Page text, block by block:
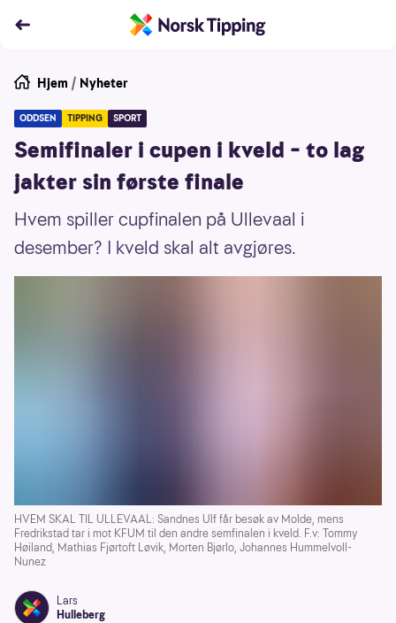
Hjem / Nyheter
ODDSEN TIPPING SPORT
Semifinaler i cupen i kveld – to lag
jakter sin første finale
Hvem spiller cupfinalen på Ullevaal i
desember? I kveld skal alt avgjøres.
HVEM SKAL TIL ULLEVAAL: Sandnes Ulf får besøk av Molde, mens
Fredrikstad tar i mot KFUM til den andre semfinalen i kveld. F.v: Tommy
Høiland, Mathias Fjørtoft Løvik, Morten Bjørlo, Johannes Hummelvoll-
Nunez
Lars
Hulleberg